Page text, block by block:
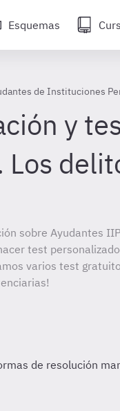
Esquemas
de Instituciones
y
Los
sobre Ayudantes
test
varios test